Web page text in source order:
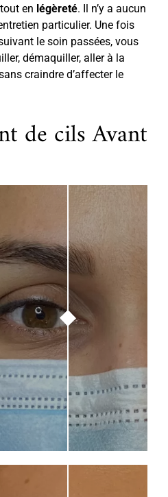
en légèreté. Il n’y a aucun
particulier. Une fois
le soin passées, vous
démaquiller, aller à la
craindre d’affecter le
de cils Avant